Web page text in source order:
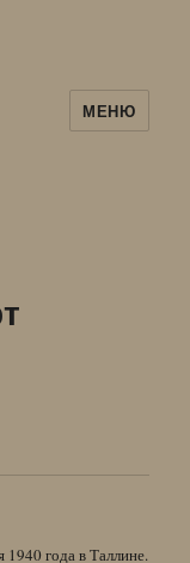
МЕНЮ
года в Таллине.